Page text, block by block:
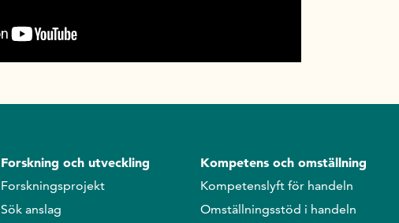
Forskning och utveckling
Forskningsprojekt
Sök anslag
Kompetens och omställning
Kompetenslyft för handeln
Omställningsstöd i handeln